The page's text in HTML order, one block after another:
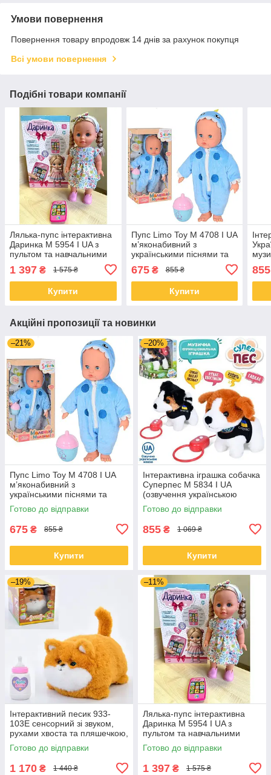
Умови повернення
Повернення товару впродовж 14 днів за рахунок покупця
Всі умови повернення
Подібні товари компанії
Лялька-пупс інтерактивна
Даринка M 5954 I UA з
пультом та навчальними
1 397 ₴ 1 575 ₴
Купити
Пупс Limo Toy M 4708 I UA
м’яконабивний з
українськими піснями та
пляшечкою-брязкальцем,
38 см
675₴ 855 ₴
Купити
855
Акційні пропозиції та новинки
–21%
Пупс Limo Toy M 4708 I UA
м’яконабивний з
українськими піснями та
пляшечкою-брязкальцем, 38
см
Готово до відправки
675 ₴ 855 ₴
Купити
–20%
Інтерактивна іграшка собачка
Суперпес M 5834 I UA
(озвучення українською
мовою, на дистанційному
управлінні)
Готово до відправки
855 ₴ 1 069 ₴
Купити
–19%
Інтерактивний песик 933-
103E сенсорний зі звуком,
рухами хвоста та пляшечкою,
25 см
Готово до відправки
1 170 ₴ 1 440 ₴
–11%
Лялька-пупс інтерактивна
Даринка M 5954 I UA з
пультом та навчальними
функціями
Готово до відправки
1 397 ₴ 1 575 ₴